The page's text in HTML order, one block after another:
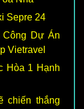
Sepre 24
Công Dự Án
Vietravel
Hòa 1 Hạnh
chiến thắng